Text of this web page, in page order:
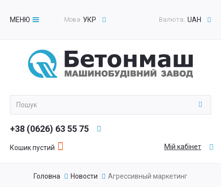
МЕНЮ
Toggle
Валюта: UAH
Мова УКР
+38 (0626) 63 55 75
Кошик пустий Мій кабінет
Головна Новости Агрессивный маркетинг